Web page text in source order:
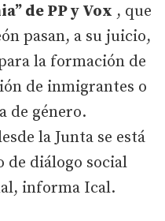
de PP y Vox , que
pasan, a su juicio,
la formación de
de inmigrantes o
de género.
la Junta se está
de diálogo social
informa Ical.